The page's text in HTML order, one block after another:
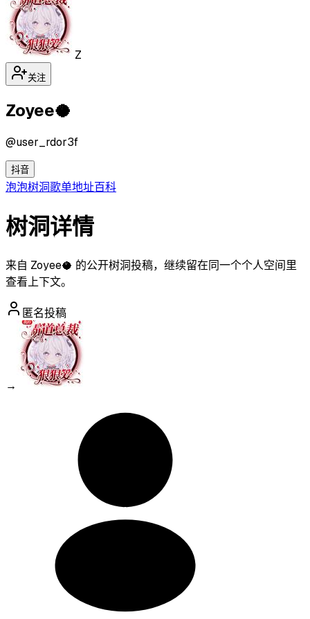
Z
关注
Zoyee🥥
@user_rdor3f
抖音
泡泡树洞歌单地址百科
树洞详情
来自 Zoyee🥥 的公开树洞投稿，继续留在同一个个人空间里
查看上下文。
匿名投稿
→